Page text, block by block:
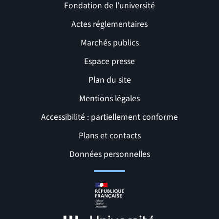
Liens et pages utiles
Fondation de l’université
Actes réglementaires
Marchés publics
Espace presse
Plan du site
Mentions légales
Accessibilité : partiellement conforme
Plans et contacts
Données personnelles